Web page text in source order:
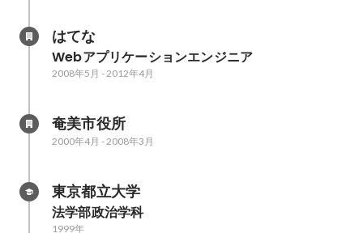
はてな
Webアプリケーションエンジニア
2008年5月 -2012年4月
奄美市役所
2000年4月 -2008年3月
東京都立大学
法学部政治学科
1999年